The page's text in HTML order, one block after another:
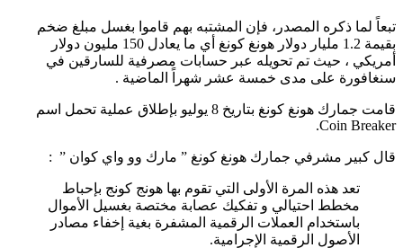
تبعاً لما ذكره المصدر، فإن المشتبه بهم قاموا بغسل مبلغ ضخم
بقيمة 1.2 مليار دولار هونغ كونغ أي ما يعادل 150 مليون دولار
أمريكي ، حيث تم تحويله عبر حسابات مصرفية للسارقين في
سنغافورة على مدى خمسة عشر شهراً الماضية .
قامت جمارك هونغ كونغ بتاريخ 8 يوليو بإطلاق عملية تحمل اسم
Coin Breaker.
قال كبير مشرفي جمارك هونغ كونغ ” مارك وو واي كوان ” :
تعد هذه المرة الأولى التي تقوم بها هونج كونج بإحباط
مخطط احتيالي و تفكيك عصابة مختصة بغسيل الأموال
باستخدام العملات الرقمية المشفرة بغية إخفاء مصادر
الأصول الرقمية الإجرامية.